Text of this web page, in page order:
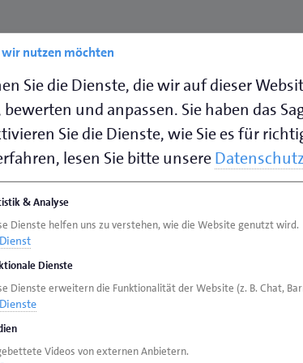
mit 72 Betten
Es sind Park- und
den Bescheid der
Erhalt fällt der
nutzen möchten
Sie die Dienste, die wir auf dieser
und anpassen. Sie haben das
Sie die Dienste, wie Sie es für
lesen Sie bitte unsere
& Analyse
Dienste helfen uns zu verstehen, wie die Website genutzt wird.
Dienst
Dienste
Dienste erweitern die Funktionalität der Website (z. B. Chat,
Dienste
Videos von externen Anbietern.